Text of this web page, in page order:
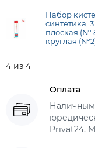
Набор
синтетика,
плоская (№
круглая
4 из 4
Оплата
Privat24,